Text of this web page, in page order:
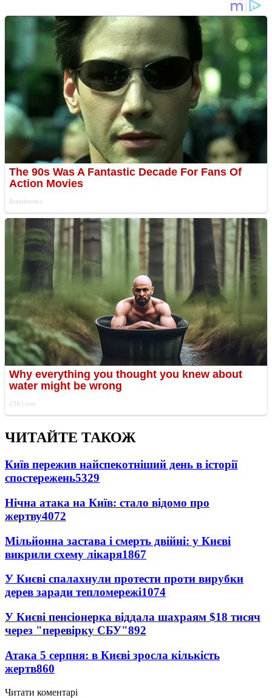
ЧИТАЙТЕ ТАКОЖ
Київ пережив найспекотніший день в історії
спостережень5329
Нічна атака на Київ: стало відомо про
жертву4072
Мільйонна застава і смерть двійні: у Києві
викрили схему лікаря1867
У Києві спалахнули протести проти вирубки
дерев заради тепломережі1074
У Києві пенсіонерка віддала шахраям $18 тисяч
через "перевірку СБУ"892
Атака 5 серпня: в Києві зросла кількість
жертв860
Читати коментарі